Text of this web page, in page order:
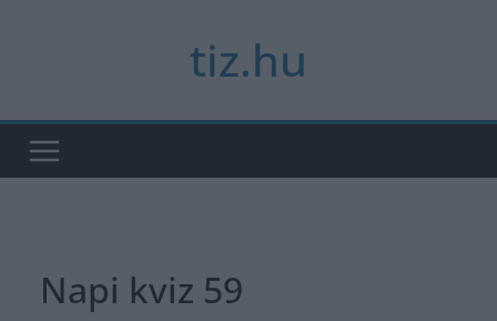
tiz.hu
Napi kviz 59